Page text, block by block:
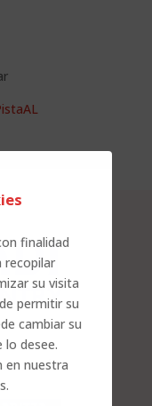
finalidad
recopilar
su visita
permitir su
cambiar su
lo desee.
en nuestra